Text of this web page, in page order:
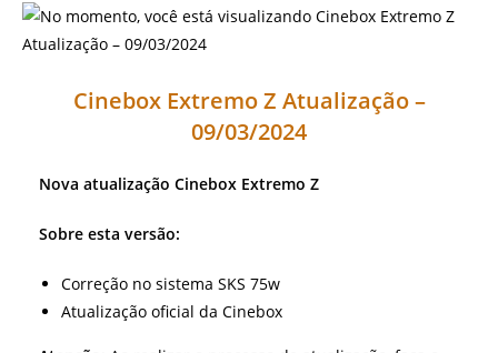
Cinebox Extremo Z Atualização –
09/03/2024
Nova atualização Cinebox Extremo Z
Sobre esta versão:
Correção no sistema SKS 75w
Atualização oficial da Cinebox